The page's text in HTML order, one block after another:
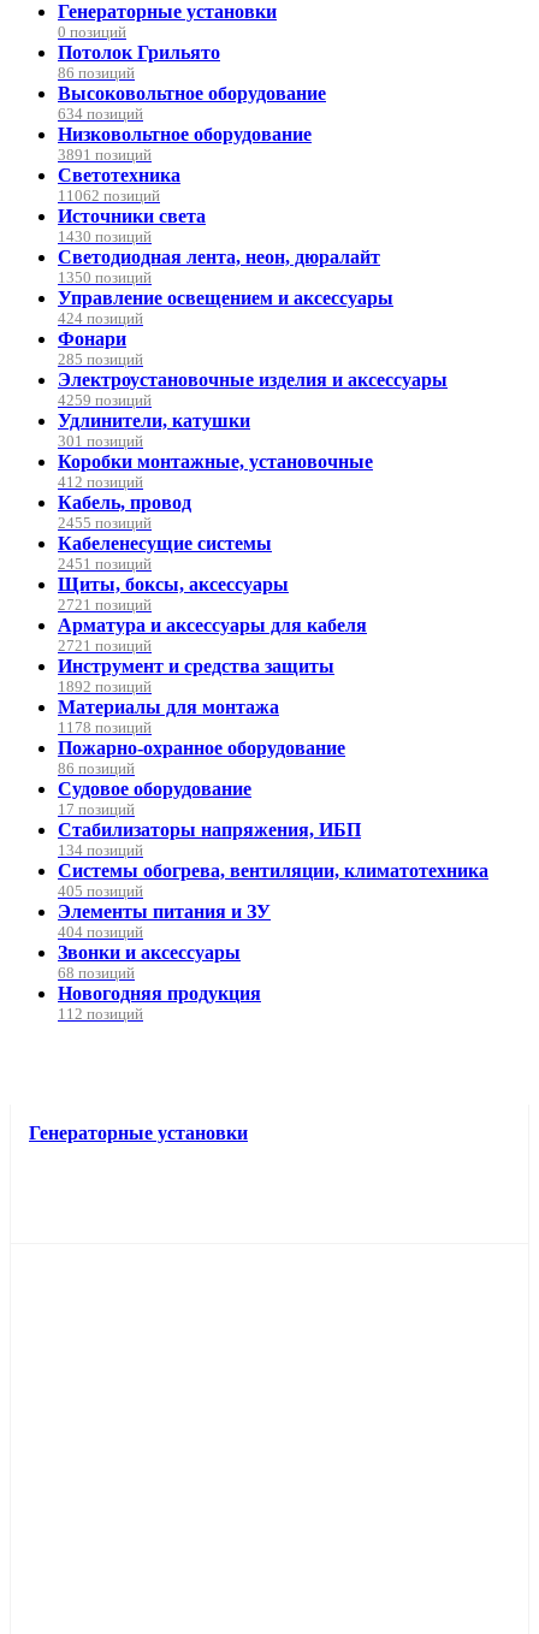
Генераторные установки
0 позиций
Потолок Грильято
86 позиций
Высоковольтное оборудование
634 позиций
Низковольтное оборудование
3891 позиций
Светотехника
11062 позиций
Источники света
1430 позиций
Светодиодная лента, неон, дюралайт
1350 позиций
Управление освещением и аксессуары
424 позиций
Фонари
285 позиций
Электроустановочные изделия и аксессуары
4259 позиций
Удлинители, катушки
301 позиций
Коробки монтажные, установочные
412 позиций
Кабель, провод
2455 позиций
Кабеленесущие системы
2451 позиций
Щиты, боксы, аксессуары
2721 позиций
Арматура и аксессуары для кабеля
2721 позиций
Инструмент и средства защиты
1892 позиций
Материалы для монтажа
1178 позиций
Пожарно-охранное оборудование
86 позиций
Судовое оборудование
17 позиций
Стабилизаторы напряжения, ИБП
134 позиций
Системы обогрева, вентиляции, климатотехника
405 позиций
Элементы питания и ЗУ
404 позиций
Звонки и аксессуары
68 позиций
Новогодняя продукция
112 позиций
Генераторные установки